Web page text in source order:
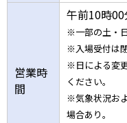
営業時
間
午前10時
※一部の土・
※入場受付は
※日による変
ください。
※気象状況お
場合あり。